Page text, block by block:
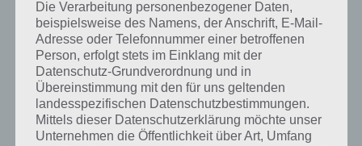
Die Verarbeitung personenbezogener Daten,
beispielsweise des Namens, der Anschrift, E-Mail-
Adresse oder Telefonnummer einer betroffenen
Person, erfolgt stets im Einklang mit der
Datenschutz-Grundverordnung und in
Übereinstimmung mit den für uns geltenden
landesspezifischen Datenschutzbestimmungen.
Mittels dieser Datenschutzerklärung möchte unser
Unternehmen die Öffentlichkeit über Art, Umfang